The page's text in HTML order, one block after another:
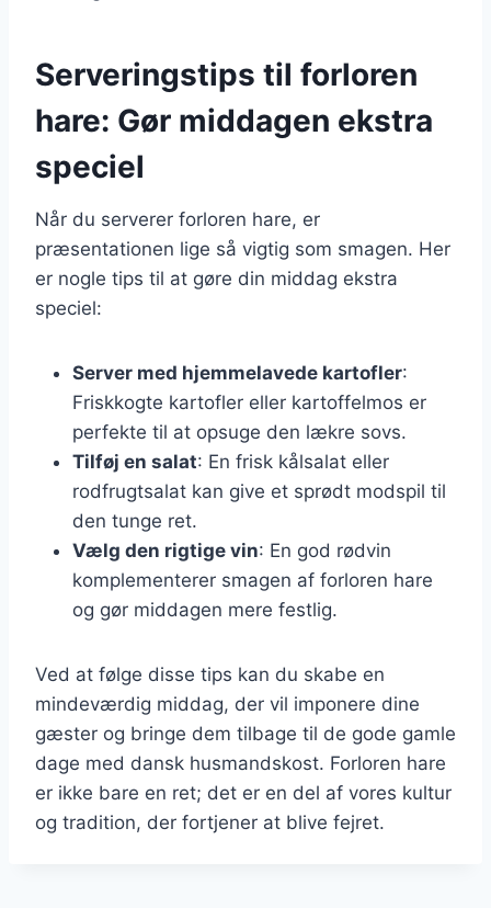
Serveringstips til forloren
hare: Gør middagen ekstra
speciel
Når du serverer forloren hare, er
præsentationen lige så vigtig som smagen. Her
er nogle tips til at gøre din middag ekstra
speciel:
Server med hjemmelavede kartofler:
Friskkogte kartofler eller kartoffelmos er
perfekte til at opsuge den lækre sovs.
Tilføj en salat: En frisk kålsalat eller
rodfrugtsalat kan give et sprødt modspil til
den tunge ret.
Vælg den rigtige vin: En god rødvin
komplementerer smagen af forloren hare
og gør middagen mere festlig.
Ved at følge disse tips kan du skabe en
mindeværdig middag, der vil imponere dine
gæster og bringe dem tilbage til de gode gamle
dage med dansk husmandskost. Forloren hare
er ikke bare en ret; det er en del af vores kultur
og tradition, der fortjener at blive fejret.